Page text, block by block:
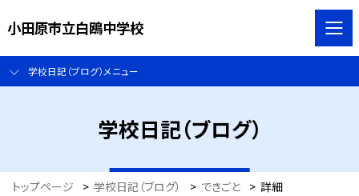
小田原市立白鴎中学校
学校日記（ブログ）メニュー
学校日記（ブログ）
トップページ > 学校日記（ブログ） > できごと > 詳細